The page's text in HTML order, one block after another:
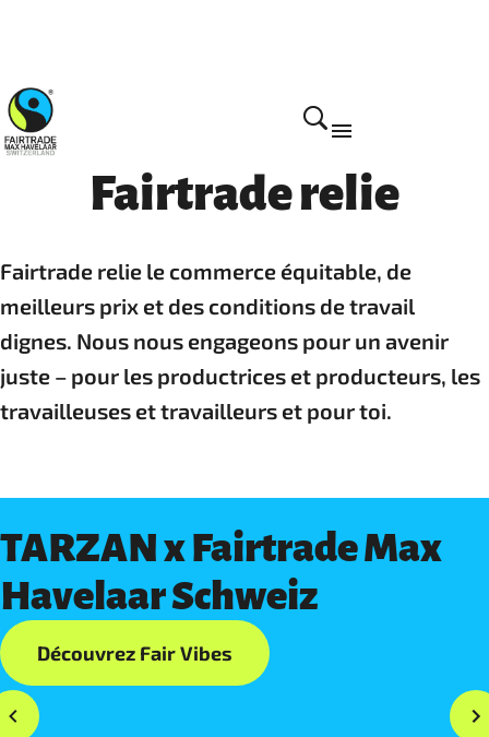
Fairtrade relie
Fairtrade relie le commerce équitable, de
meilleurs prix et des conditions de travail
dignes. Nous nous engageons pour un avenir
juste – pour les productrices et producteurs, les
travailleuses et travailleurs et pour toi.
TARZAN x Fairtrade Max
Havelaar Schweiz
Découvrez Fair Vibes